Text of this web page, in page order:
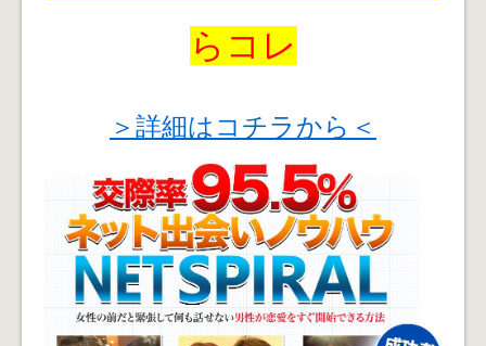
らコレ
＞詳細はコチラから＜